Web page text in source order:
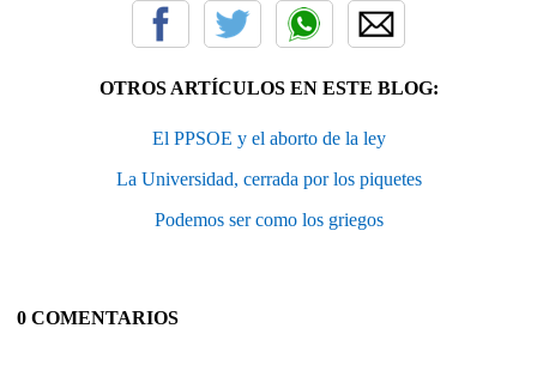
OTROS ARTÍCULOS EN ESTE BLOG:
El PPSOE y el aborto de la ley
La Universidad, cerrada por los piquetes
Podemos ser como los griegos
0 COMENTARIOS